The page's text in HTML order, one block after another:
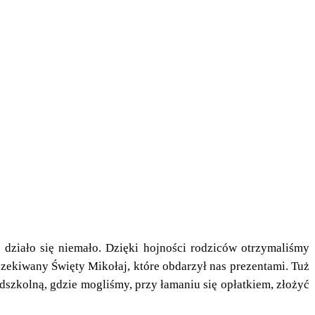
się niemało. Dzięki hojności rodziców otrzymaliśmy
Mikołaj, które obdarzył nas prezentami. Tuż
gdzie mogliśmy, przy łamaniu się opłatkiem, złożyć